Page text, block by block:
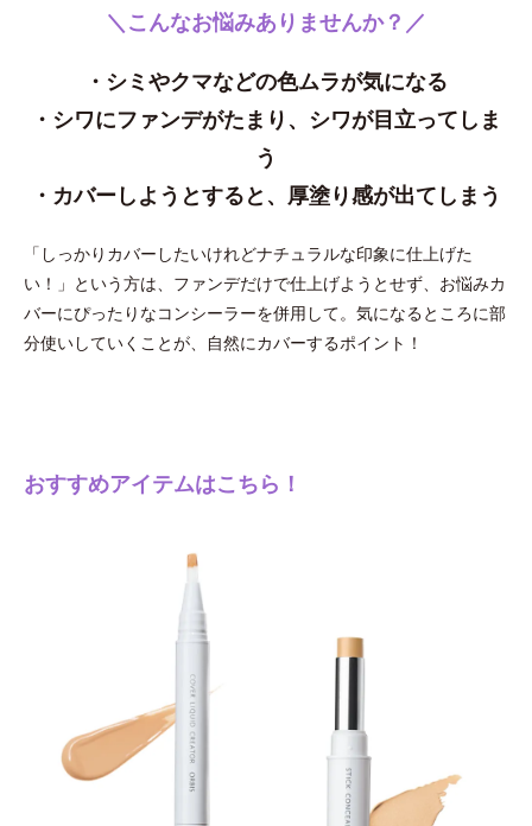
＼こんなお悩みありませんか？／
・シミやクマなどの色ムラが気になる
・シワにファンデがたまり、シワが目立ってしま
う
・カバーしようとすると、厚塗り感が出てしまう
「しっかりカバーしたいけれどナチュラルな印象に仕上げた
い！」という方は、ファンデだけで仕上げようとせず、お悩みカ
バーにぴったりなコンシーラーを併用して。気になるところに部
分使いしていくことが、自然にカバーするポイント！
おすすめアイテムはこちら！